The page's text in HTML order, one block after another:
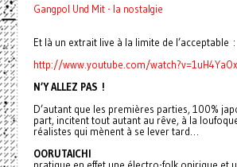
Gangpol Und Mit - la nostalgie
Et là un extrait live à la limite de l’acceptable :
http://www.youtube.com/watch?
N’Y ALLEZ PAS !
D’autant que les premières parties, 100%
part, incitent tout autant au rêve, à la
réalistes qui mènent à se lever tard…
OORUTAICHI